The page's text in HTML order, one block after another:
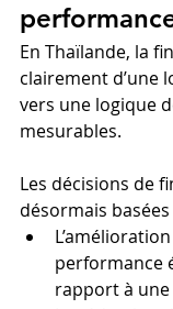
En Thaïlande, la
clairement d’une
vers une logique
mesurables.
Les décisions de
désormais
performance
rapport à